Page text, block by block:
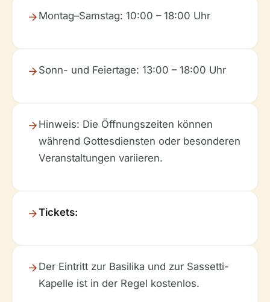
Montag–Samstag: 10:00 – 18:00 Uhr
Sonn- und Feiertage: 13:00 – 18:00 Uhr
Hinweis: Die Öffnungszeiten können
während Gottesdiensten oder besonderen
Veranstaltungen variieren.
Tickets:
Der Eintritt zur Basilika und zur Sassetti-
Kapelle ist in der Regel kostenlos.